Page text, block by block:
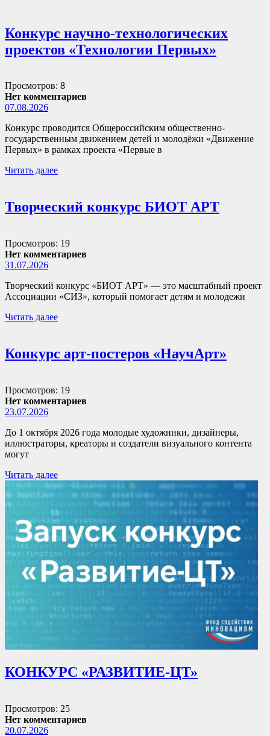
Конкурс научно-технологических
проектов «Технологии Первых»
Просмотров: 8
Нет комментариев
07.08.2026
Конкурс проводится Общероссийским общественно-
государственным движением детей и молодёжи «Движение
Первых» в рамках проекта «Первые в
Читать далее
Творческий конкурс БИОТ АРТ
Просмотров: 19
Нет комментариев
31.07.2026
Творческий конкурс «БИОТ АРТ» — это масштабный проект
Ассоциации «СИЗ», который помогает детям и молодежи
Читать далее
Конкурс арт-постеров «НаучАрт»
Просмотров: 19
Нет комментариев
23.07.2026
До 1 октября 2026 года молодые художники, дизайнеры,
иллюстраторы, креаторы и создатели визуального контента
могут
Читать далее
КОНКУРС «РАЗВИТИЕ-ЦТ»
Просмотров: 25
Нет комментариев
20.07.2026